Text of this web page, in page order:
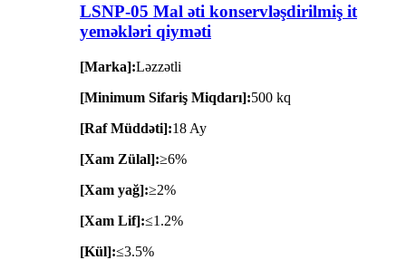
LSNP-05 Mal əti konservləşdirilmiş it
yeməkləri qiyməti
[Marka]:Ləzzətli
[Minimum Sifariş Miqdarı]:500 kq
[Raf Müddəti]:18 Ay
[Xam Zülal]:≥6%
[Xam yağ]:≥2%
[Xam Lif]:≤1.2%
[Kül]:≤3.5%